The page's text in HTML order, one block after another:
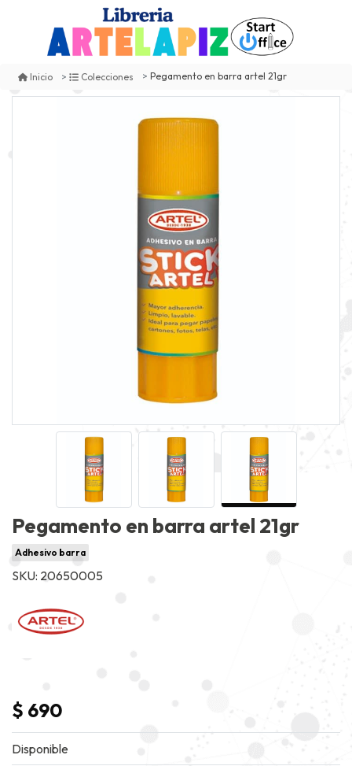
Inicio Colecciones Pegamento en barra artel 21gr
Pegamento en barra artel 21gr
Adhesivo barra
SKU: 20650005
$ 690
Disponible